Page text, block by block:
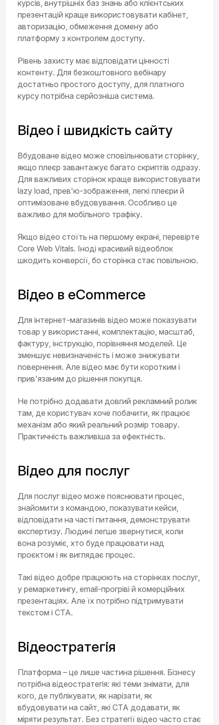
курсів, внутрішніх баз знань або клієнтських
презентацій краще використовувати кабінет,
авторизацію, обмеження домену або
платформу з контролем доступу.
Рівень захисту має відповідати цінності
контенту. Для безкоштовного вебінару
достатньо простого доступу, для платного
курсу потрібна серйозніша система.
Відео і швидкість сайту
Вбудоване відео може сповільнювати сторінку,
якщо плеєр завантажує багато скриптів одразу.
Для важливих сторінок краще використовувати
lazy load, прев'ю-зображення, легкі плеєри й
оптимізоване вбудовування. Особливо це
важливо для мобільного трафіку.
Якщо відео стоїть на першому екрані, перевірте
Core Web Vitals. Іноді красивий відеоблок
шкодить конверсії, бо сторінка стає повільною.
Відео в eCommerce
Для інтернет-магазинів відео може показувати
товар у використанні, комплектацію, масштаб,
фактуру, інструкцію, порівняння моделей. Це
зменшує невизначеність і може знижувати
повернення. Але відео має бути коротким і
прив'язаним до рішення покупця.
Не потрібно додавати довгий рекламний ролик
там, де користувач хоче побачити, як працює
механізм або який реальний розмір товару.
Практичність важливіша за ефектність.
Відео для послуг
Для послуг відео може пояснювати процес,
знайомити з командою, показувати кейси,
відповідати на часті питання, демонструвати
експертизу. Людині легше звернутися, коли
вона розуміє, хто буде працювати над
проєктом і як виглядає процес.
Такі відео добре працюють на сторінках послуг,
у ремаркетингу, email-прогріві й комерційних
презентаціях. Але їх потрібно підтримувати
текстом і CTA.
Відеостратегія
Платформа – це лише частина рішення. Бізнесу
потрібна відеостратегія: які теми знімати, для
кого, де публікувати, як нарізати, як
вбудовувати на сайт, які CTA додавати, як
міряти результат. Без стратегії відео часто стає